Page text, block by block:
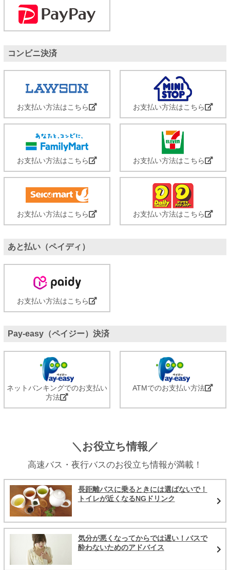
コンビニ決済
お支払い方法はこちら お支払い方法はこちら
お支払い方法はこちら お支払い方法はこちら
お支払い方法はこちら お支払い方法はこちら
あと払い（ペイディ）
お支払い方法はこちら
Pay-easy（ペイジー）決済
ネットバンキングでのお支払い
方法
ATMでのお支払い方法
＼お役立ち情報／
高速バス・夜行バスのお役立ち情報が満載！
長距離バスに乗るときには選ばないで！
トイレが近くなるNGドリンク
気分が悪くなってからでは遅い！バスで
酔わないためのアドバイス